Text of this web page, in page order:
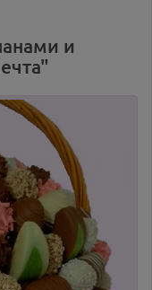
и